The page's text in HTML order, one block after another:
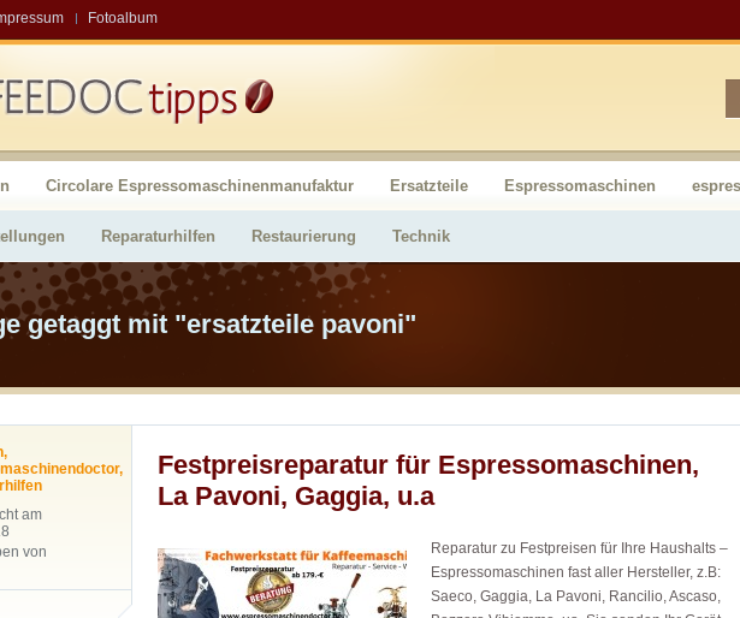
Fotoalbum
Circolare Espressomaschinenmanufaktur Ersatzteile Espressomaschinen
Reparaturhilfen Restaurierung Technik
getaggt mit "ersatzteile pavoni"
,
,
am
von
Festpreisreparatur für Espressomaschinen,
La Pavoni, Gaggia, u.a
Reparatur zu Festpreisen für Ihre Haushalts –
Espressomaschinen fast aller Hersteller, z.B:
Saeco, Gaggia, La Pavoni, Rancilio, Ascaso,